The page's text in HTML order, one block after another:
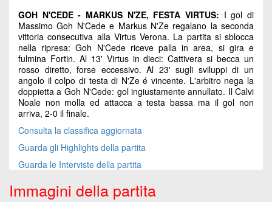
GOH N'CEDE - MARKUS N'ZE, FESTA VIRTUS: I gol di
Massimo Goh N'Cede e Markus N'Ze regalano la seconda
vittoria consecutiva alla Virtus Verona. La partita si sblocca
nella ripresa: Goh N'Cede riceve palla in area, si gira e
fulmina Fortin. Al 13' Virtus in dieci: Cattivera si becca un
rosso diretto, forse eccessivo. Al 23' sugli sviluppi di un
angolo il colpo di testa di N'Ze é vincente. L'arbitro nega la
doppietta a Goh N'Cede: gol ingiustamente annullato. Il Calvi
Noale non molla ed attacca a testa bassa ma il gol non
arriva, 2-0 il finale.
Consulta la classifica aggiornata
Guarda gli Highlights della partita
Guarda le Interviste della partita
Immagini della partita